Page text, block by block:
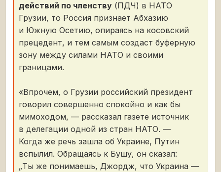
действий по членству (ПДЧ) в НАТО
Грузии, то Россия признает Абхазию
и Южную Осетию, опираясь на косовский
прецедент, и тем самым создаст буферную
зону между силами НАТО и своими
границами.
«Впрочем, о Грузии российский президент
говорил совершенно спокойно и как бы
мимоходом, — рассказал газете источник
в делегации одной из стран НАТО. —
Когда же речь зашла об Украине, Путин
вспылил. Обращаясь к Бушу, он сказал:
„Ты же понимаешь, Джордж, что Украина —